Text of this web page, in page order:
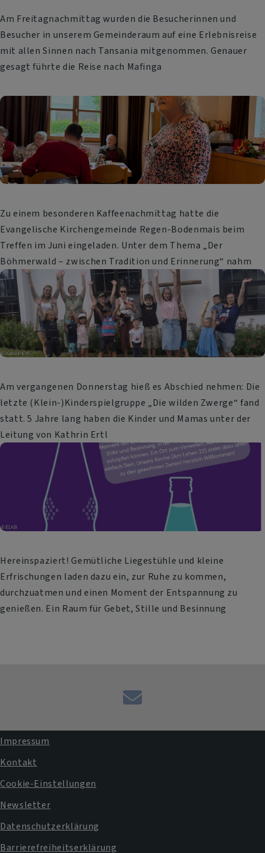
Am Freitagnachmittag wurden die Besucherinnen und
Besucher in unserem Gemeinderaum auf eine Erlebnisreise
mit allen Sinnen nach Tansania mitgenommen. Genauer
gesagt führte die Reise nach Mafinga
Zu einem besonderen Kaffeenachmittag hatte die
Evangelische Kirchengemeinde Regen-Bodenmais beim
Treffen im Juni eingeladen. Unter dem Thema „Der
Böhmerwald – zwischen Tradition und Erinnerung“ nahm
Am vergangenen Donnerstag hieß es Abschied nehmen: Die
letzte (Klein-)Kinderspielgruppe „Die wilden Zwerge“ fand
statt. 5 Jahre lang haben die Kinder und Mamas unter der
Leitung von Kathrin Ertl
Hereinspaziert! Gemütliche Liegestühle und kleine
Erfrischungen laden dazu ein, zur Ruhe zu kommen,
durchzuatmen und einen Moment der Entspannung zu
genießen. Ein Raum für Gebet, Stille und Besinnung
Kontaktformular
Fußbereichsmenü
Impressum
Kontakt
Cookie-Einstellungen
Newsletter
Datenschutzerklärung
Barrierefreiheitserklärung